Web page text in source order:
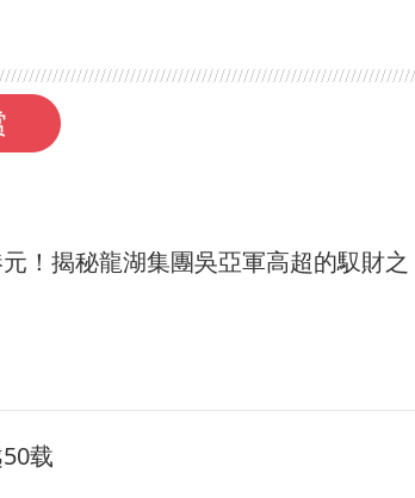
！揭秘龍湖集團吳亞軍高超的馭財之
载